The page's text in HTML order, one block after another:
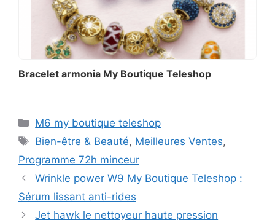
Bracelet armonia My Boutique Teleshop
Catégories
M6 my boutique teleshop
Étiquettes
Bien-être & Beauté, Meilleures Ventes,
Programme 72h minceur
Wrinkle power W9 My Boutique Teleshop :
Sérum lissant anti-rides
Jet hawk le nettoyeur haute pression